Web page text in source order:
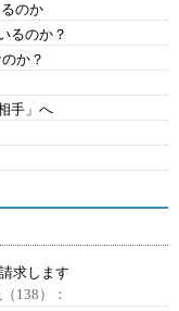
のか
るのか？
か？
手」へ
求します
138）：